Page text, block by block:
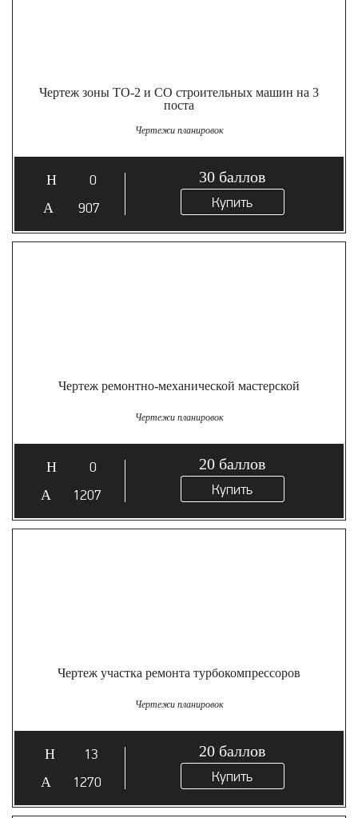
Чертеж зоны ТО-2 и СО строительных машин на 3
поста
Чертежи планировок
0
907
30 баллов
Купить
Чертеж ремонтно-механической мастерской
Чертежи планировок
0
1207
20 баллов
Купить
Чертеж участка ремонта турбокомпрессоров
Чертежи планировок
13
1270
20 баллов
Купить